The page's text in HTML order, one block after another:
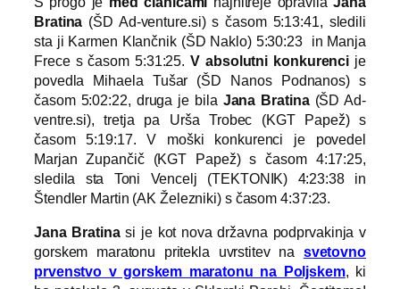
Bratina (ŠD Ad-venture.si) s časom 5:13:41, sledili
sta ji Karmen Klančnik (ŠD Naklo) 5:30:23 in Manja
Frece s časom 5:31:25.V absolutni konkurenci je
povedla Mihaela Tušar (ŠD Nanos Podnanos) s
časom 5:02:22, druga je bila Jana Bratina (ŠD Ad-
ventre.si), tretja pa Urša Trobec (KGT Papež) s
časom 5:19:17. V moški konkurenci je povedel
Marjan Zupančič (KGT Papež) s časom 4:17:25,
sledila sta Toni Vencelj (TEKTONIK) 4:23:38 in
Štendler Martin (AK Železniki) s časom 4:37:23.
Jana Bratinasi je kot nova državna podprvakinja v
gorskem maratonu pritekla uvrstitev na svetovno
prvenstvo v gorskem maratonu na Poljskem, ki